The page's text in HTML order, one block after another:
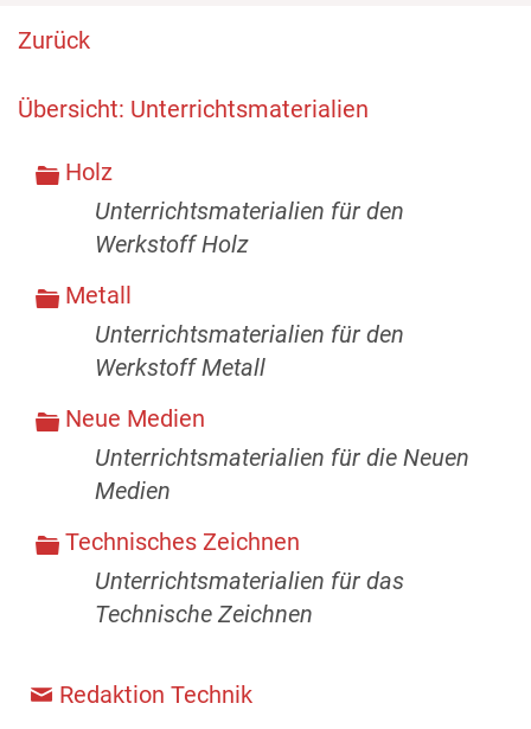
Zurück
Übersicht: Unterrichtsmaterialien
Holz
Unterrichtsmaterialien für den
Werkstoff Holz
Metall
Unterrichtsmaterialien für den
Werkstoff Metall
Neue Medien
Unterrichtsmaterialien für die Neuen
Medien
Technisches Zeichnen
Unterrichtsmaterialien für das
Technische Zeichnen
Redaktion Technik